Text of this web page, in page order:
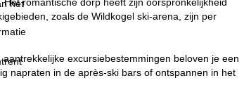
het
zoals de Wildkogel ski-arena, zijn per
excursiebestemmingen beloven je een
napraten in de après-ski bars of ontspannen in het